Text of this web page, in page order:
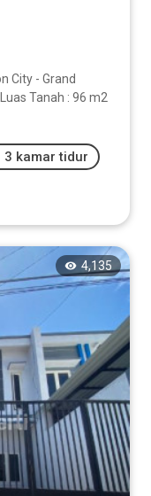
City - Grand
Tanah : 96 m2
3 kamar tidur
4,135